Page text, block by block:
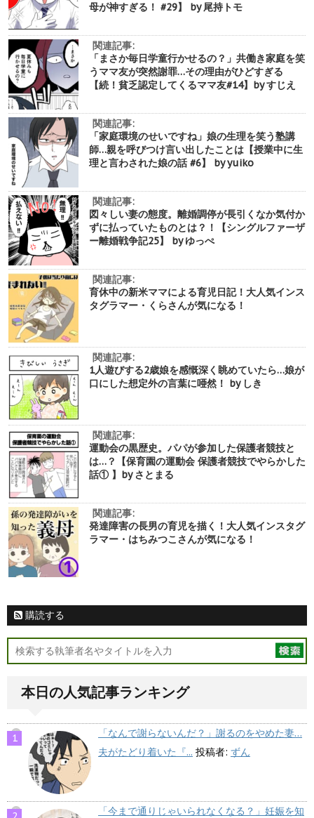
母が神すぎる！ #29】 by 尾持トモ
関連記事:
「まさか毎日学童行かせるの？」共働き家庭を笑
うママ友が突然謝罪…その理由がひどすぎる
【続！貧乏認定してくるママ友#14】by すじえ
関連記事:
「家庭環境のせいですね」娘の生理を笑う塾講
師…親を呼びつけ言い出したことは【授業中に生
理と言わされた娘の話 #6】 by yuiko
関連記事:
図々しい妻の態度。離婚調停が長引くなか気付か
ずに払っていたものとは？！【シングルファーザ
ー離婚戦争記25】 by ゆっぺ
関連記事:
育休中の新米ママによる育児日記！大人気インス
タグラマー・くらさんが気になる！
関連記事:
1人遊びする2歳娘を感慨深く眺めていたら…娘が
口にした想定外の言葉に唖然！ by しき
関連記事:
運動会の黒歴史。パパが参加した保護者競技と
は…？【保育園の運動会 保護者競技でやらかした
話① 】by さとまる
関連記事:
発達障害の長男の育児を描く！大人気インスタグ
ラマー・はちみつこさんが気になる！
購読する
本日の人気記事ランキング
「なんで謝らないんだ？」謝るのをやめた妻…
夫がたどり着いた『... 投稿者: ずん
「今まで通りじゃいられなくなる？」妊娠を知